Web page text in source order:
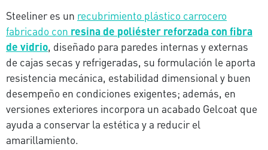
Steeliner es un recubrimiento plástico carrocero
fabricado con resina de poliéster reforzada con fibra
de vidrio, diseñado para paredes internas y externas
de cajas secas y refrigeradas, su formulación le aporta
resistencia mecánica, estabilidad dimensional y buen
desempeño en condiciones exigentes; además, en
versiones exteriores incorpora un acabado Gelcoat que
ayuda a conservar la estética y a reducir el
amarillamiento.